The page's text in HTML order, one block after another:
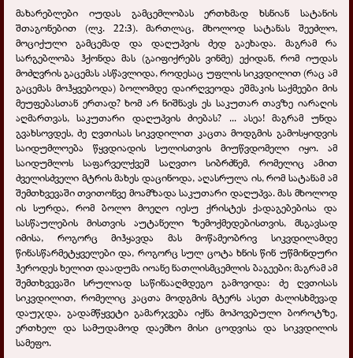
მახარებლები იუდას გამცემლობას ერთხმად ხსნიან სატანის
შთაგონებით (ლკ. 22:3). მართლაც, მხოლოდ სატანას შეეძლო,
მოციქული გამცემად და დაღუპვის ძედ გაეხადა. მაგრამ რა
სარგებლობა ჰქონდა მას (გაიფიქრებს ვინმე) ექიდან, რომ იუდას
მოძღვრის გაცემას ასწავლიდა, როდესაც უფლის სიკვდილით (რაც ამ
გაცემას მოჰყვებოდა) ბოლომდე დაირღვეოდა ეშმაკის საქმეები მის
მეუფებასთან ერთად? ხომ არ ნიშნავს ეს საკუთარ თავზე იარაღის
აღმართვას, საკუთარი დაღუპვის ძიებას? ... ასეა! მაგრამ უნდა
გვახსოვდეს, ძე ღვთისას სიკვდილით კაცთა მოდგმის გამოსყიდვის
საიდუმლოება წყვდიადის სულისთვის მიუწვდომელი იყო. ამ
საიდუმლოს საფარველქვეშ საღვთო სიბრძნემ, რომელიც ამით
ძველისძველი მტრის მახეს დაცინოდა, აღასრულა ის, რომ სატანამ ამ
შემთხვევაში თვითონვე მოამზადა საკუთარი დაღუპვა. მას მხოლოდ
ის სურდა, რომ ბოლო მოეღო იესუ ქრისტეს ქადაგებებისა და
სასწაულების მისთვის აუტანელი ზემოქმედებისთვის, მსგავსად
იმისა, როგორც მიჰყავდა მას მოწამეობრივ სიკვდილამდე
წინასწარმეტყველები და, როგორც სულ ცოტა ხნის წინ უწმინდური
ჰეროდეს ხელით დაადუმა იოანე ნათლისმცემლის ბაგეები; მაგრამ ამ
შემთხვევაში სრულიად საწინააღმდეგო გამოვიდა: ძე ღვთისას
სიკვდილით, რომელიც კაცთა მოდგმის მტერს ასეთ ძალისხმევად
დაუჯდა, გადამწყვეტი გამარჯვება იქნა მოპოვებული ბოროტზე,
ერთხელ და სამუდამოდ დაემხო მისი ცოდვისა და სიკვდილის
სამეფო.